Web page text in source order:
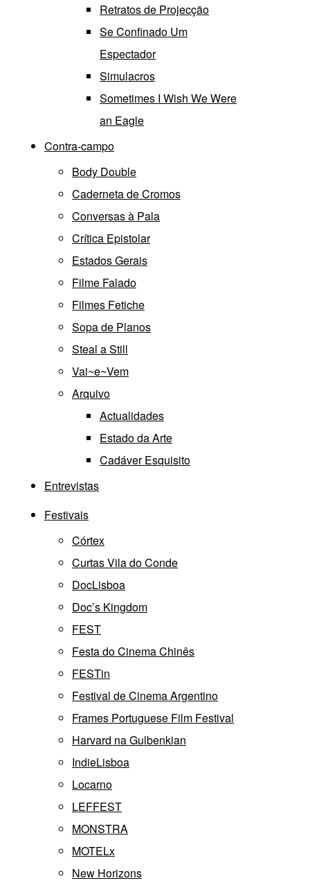
Retratos de Projecção
Se Confinado Um
Espectador
Simulacros
Sometimes I Wish We Were
an Eagle
Contra-campo
Body Double
Caderneta de Cromos
Conversas à Pala
Crítica Epistolar
Estados Gerais
Filme Falado
Filmes Fetiche
Sopa de Planos
Steal a Still
Vai~e~Vem
Arquivo
Actualidades
Estado da Arte
Cadáver Esquisito
Entrevistas
Festivais
Córtex
Curtas Vila do Conde
DocLisboa
Doc’s Kingdom
FEST
Festa do Cinema Chinês
FESTin
Festival de Cinema Argentino
Frames Portuguese Film Festival
Harvard na Gulbenkian
IndieLisboa
Locarno
LEFFEST
MONSTRA
MOTELx
New Horizons